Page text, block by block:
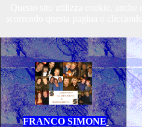
FRANCO SIMONE